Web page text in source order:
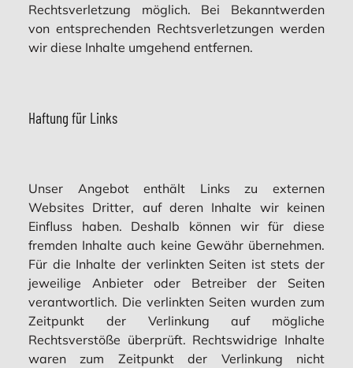
Rechtsverletzung möglich. Bei Bekanntwerden
von entsprechenden Rechtsverletzungen werden
wir diese Inhalte umgehend entfernen.
Haftung für Links
Unser Angebot enthält Links zu externen
Websites Dritter, auf deren Inhalte wir keinen
Einfluss haben. Deshalb können wir für diese
fremden Inhalte auch keine Gewähr übernehmen.
Für die Inhalte der verlinkten Seiten ist stets der
jeweilige Anbieter oder Betreiber der Seiten
verantwortlich. Die verlinkten Seiten wurden zum
Zeitpunkt der Verlinkung auf mögliche
Rechtsverstöße überprüft. Rechtswidrige Inhalte
waren zum Zeitpunkt der Verlinkung nicht